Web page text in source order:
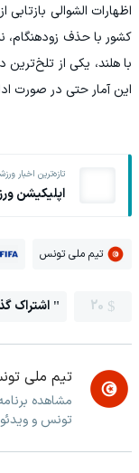
اظهارات الشوالی
با هلند، یکی از
این آمار حتی در صورت
تازه‌ترین اخبار
اپلیکیشن
تیم ملی تونس
20 اشتراک
تیم ملی
مشاهده
تونس و